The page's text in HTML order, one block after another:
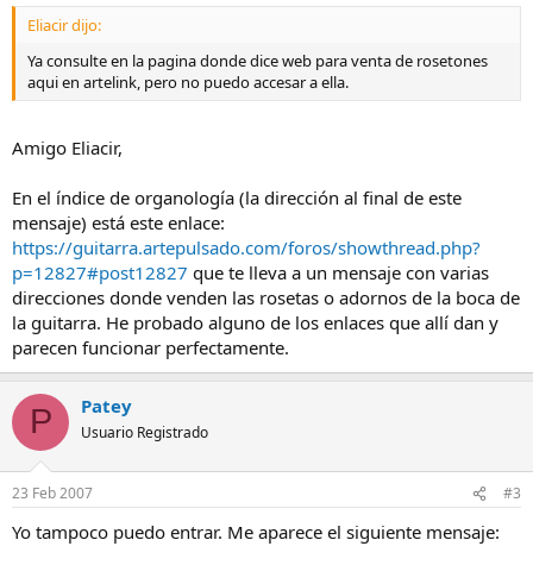
Eliacir dijo:
Ya consulte en la pagina donde dice web para venta de rosetones
aqui en artelink, pero no puedo accesar a ella.
Amigo Eliacir,
En el índice de organología (la dirección al final de este
mensaje) está este enlace:
https://guitarra.artepulsado.com/foros/showthread.php?
p=12827#post12827 que te lleva a un mensaje con varias
direcciones donde venden las rosetas o adornos de la boca de
la guitarra. He probado alguno de los enlaces que allí dan y
parecen funcionar perfectamente.
P Patey
Usuario Registrado
23 Feb 2007 #3
Yo tampoco puedo entrar. Me aparece el siguiente mensaje: